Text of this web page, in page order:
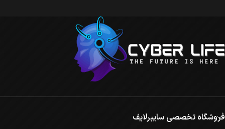
فروشگاه تخصصی سایبرلایف